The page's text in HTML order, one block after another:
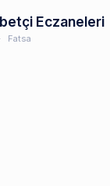
Eczaneleri
Fatsa